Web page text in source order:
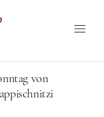
von